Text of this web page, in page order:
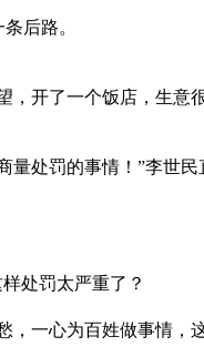
后路。
，开了一个饭店，生意
量处罚的事情！”李世
处罚太严重了？
，一心为百姓做事情，